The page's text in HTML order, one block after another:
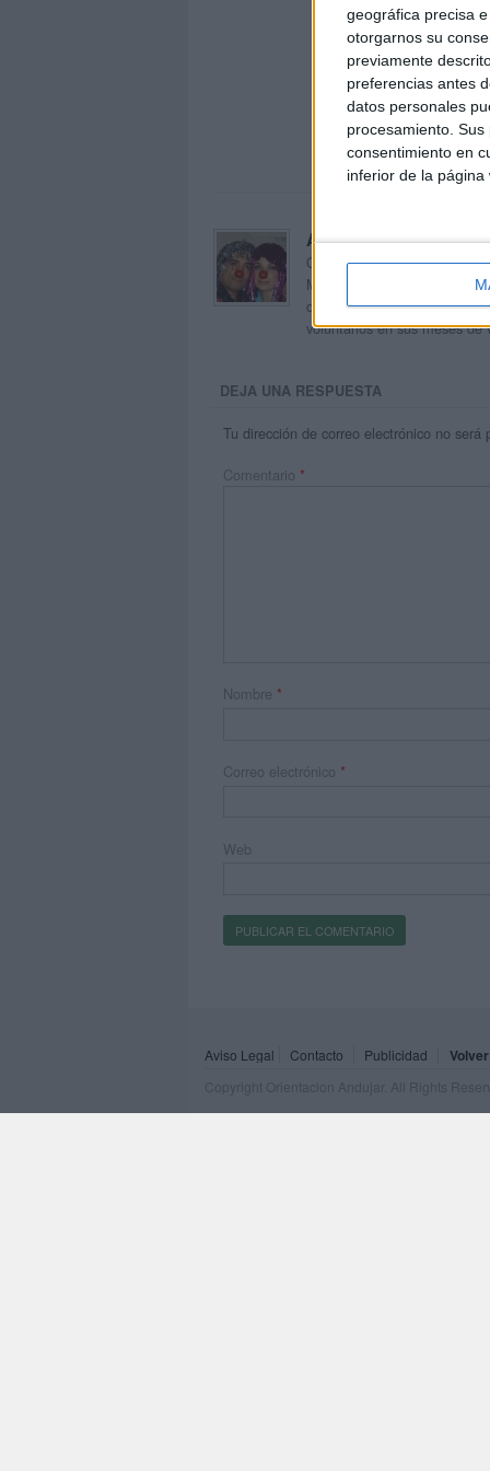
geográfica precisa
otorgarnos su
previamente
preferencias antes
datos personales
procesamiento.
consentimiento en
inferior de la página
Acerca de
Orientación Andújar no es
Maribel, que además de ser
dentro del blog y en el cual,
voluntarios en sus meses de
DEJA UNA RESPUESTA
Tu dirección de correo electrónico no será
Comentario *
Nombre *
Correo electrónico *
Web
Aviso Legal Contacto Publicidad